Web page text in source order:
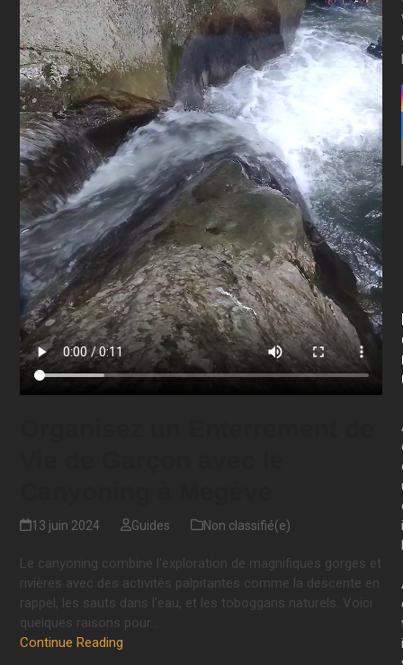
13 juin 2024 Guides Non classifié(e)
Le canyoning combine l'exploration de magnifiques gorges et
rivières avec des activités palpitantes comme la descente en
rappel, les sauts dans l'eau, et les toboggans naturels. Voici
quelques raisons pour…
Continue Reading
i
l
i